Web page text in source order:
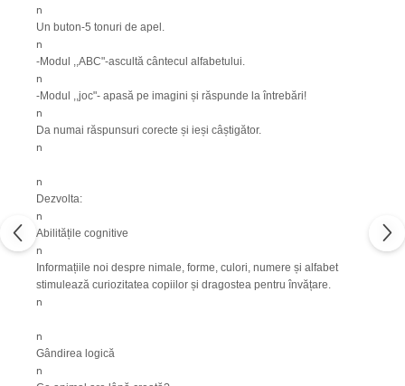
n
Un buton-5 tonuri de apel.
n
-Modul ,,ABC"-ascultă cântecul alfabetului.
n
-Modul ,,joc"- apasă pe imagini și răspunde la întrebări!
n
Da numai răspunsuri corecte și ieși câștigător.
n
n
Dezvolta:
n
Abilitățile cognitive
n
Informațiile noi despre nimale, forme, culori, numere și alfabet
stimulează curiozitatea copiilor și dragostea pentru învățare.
n
n
Gândirea logică
n